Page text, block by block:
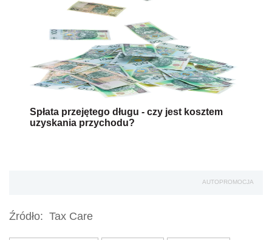
Spłata przejętego długu - czy jest kosztem
uzyskania przychodu?
AUTOPROMOCJA
Źródło: Tax Care